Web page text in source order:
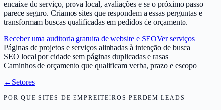
encaixe do serviço, prova local, avaliações e se o próximo passo
parece seguro. Criamos sites que respondem a essas perguntas e
transformam buscas qualificadas em pedidos de orçamento.
Receber uma auditoria gratuita de website e SEOVer serviços
Páginas de projetos e serviços alinhadas à intenção de busca
SEO local por cidade sem páginas duplicadas e rasas
Caminhos de orçamento que qualificam verba, prazo e escopo
← Setores
POR QUE SITES DE EMPREITEIROS PERDEM LEADS